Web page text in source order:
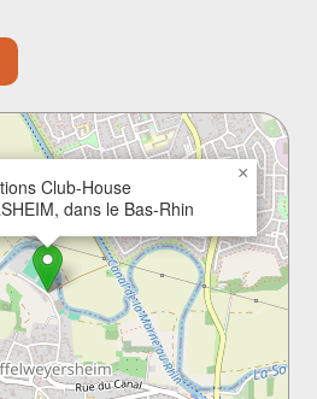
Club-House
dans le Bas-Rhin
×